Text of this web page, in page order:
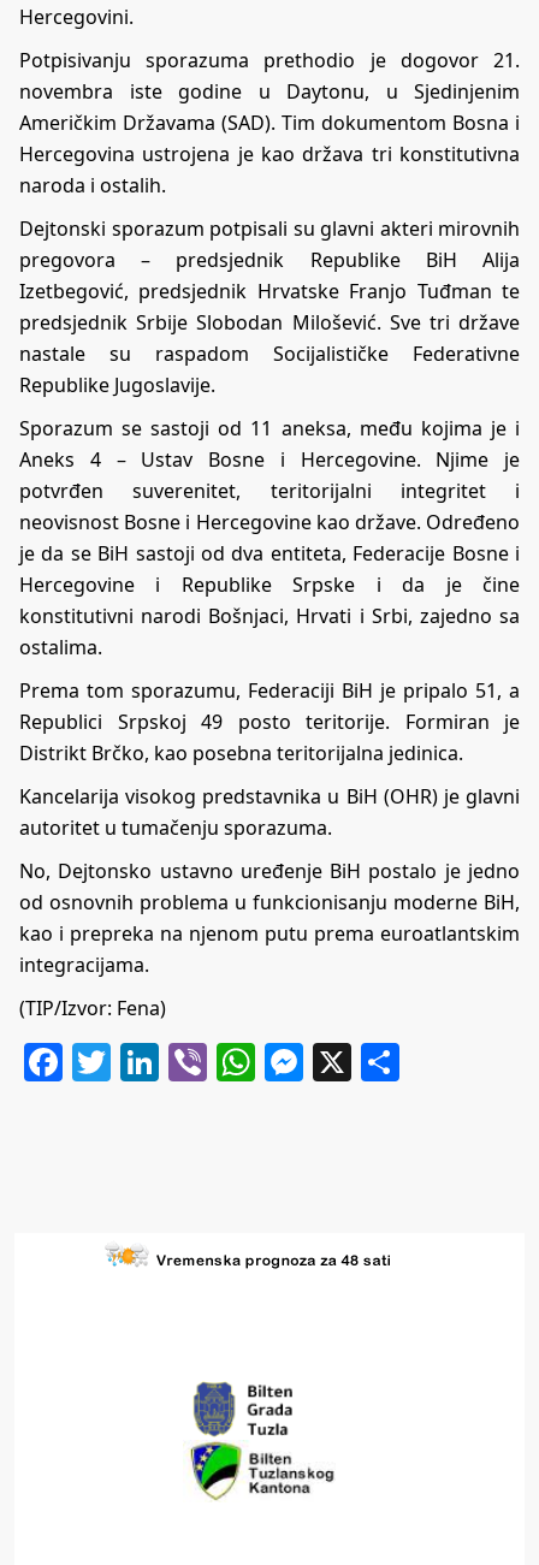
Hercegovini.
Potpisivanju sporazuma prethodio je dogovor 21.
novembra iste godine u Daytonu, u Sjedinjenim
Američkim Državama (SAD). Tim dokumentom Bosna i
Hercegovina ustrojena je kao država tri konstitutivna
naroda i ostalih.
Dejtonski sporazum potpisali su glavni akteri mirovnih
pregovora – predsjednik Republike BiH Alija
Izetbegović, predsjednik Hrvatske Franjo Tuđman te
predsjednik Srbije Slobodan Milošević. Sve tri države
nastale su raspadom Socijalističke Federativne
Republike Jugoslavije.
Sporazum se sastoji od 11 aneksa, među kojima je i
Aneks 4 – Ustav Bosne i Hercegovine. Njime je
potvrđen suverenitet, teritorijalni integritet i
neovisnost Bosne i Hercegovine kao države. Određeno
je da se BiH sastoji od dva entiteta, Federacije Bosne i
Hercegovine i Republike Srpske i da je čine
konstitutivni narodi Bošnjaci, Hrvati i Srbi, zajedno sa
ostalima.
Prema tom sporazumu, Federaciji BiH je pripalo 51, a
Republici Srpskoj 49 posto teritorije. Formiran je
Distrikt Brčko, kao posebna teritorijalna jedinica.
Kancelarija visokog predstavnika u BiH (OHR) je glavni
autoritet u tumačenju sporazuma.
No, Dejtonsko ustavno uređenje BiH postalo je jedno
od osnovnih problema u funkcionisanju moderne BiH,
kao i prepreka na njenom putu prema euroatlantskim
integracijama.
(TIP/Izvor: Fena)
Facebook
Twitter
LinkedIn
ViberWhatsApp
Messenger
X